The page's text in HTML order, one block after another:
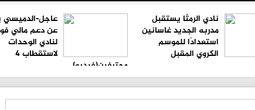
نادي الرمثا يستقبل
مدربه الجديد غاسانين
استعدادًا للموسم
الكروي المقبل
عاجل-الدميسي
عن دعم مالي
لنادي الوحدات
لاستقطاب 4
محترفين(فيديو)